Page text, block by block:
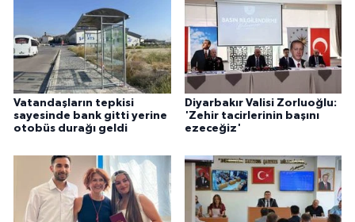
Vatandaşların tepkisi
sayesinde bank gitti yerine
otobüs durağı geldi
Diyarbakır Valisi Zorluoğlu:
'Zehir tacirlerinin başını
ezeceğiz'